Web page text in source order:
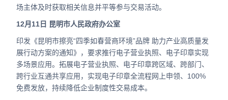
场主体及时获取相关信息并平等参与交易活动。
12月11日 昆明市人民政府办公室
印发《昆明市擦亮“四季如春营商环境”品牌 助力产业高质量发
展行动方案的通知》，要求推行电子营业执照、电子印章实现
多场景应用。拓展电子营业执照、电子印章跨区域、跨部门、
跨行业互通共享应用，实现电子印章全流程网上申领、100%
免费发放，持续降低企业制度性交易成本。